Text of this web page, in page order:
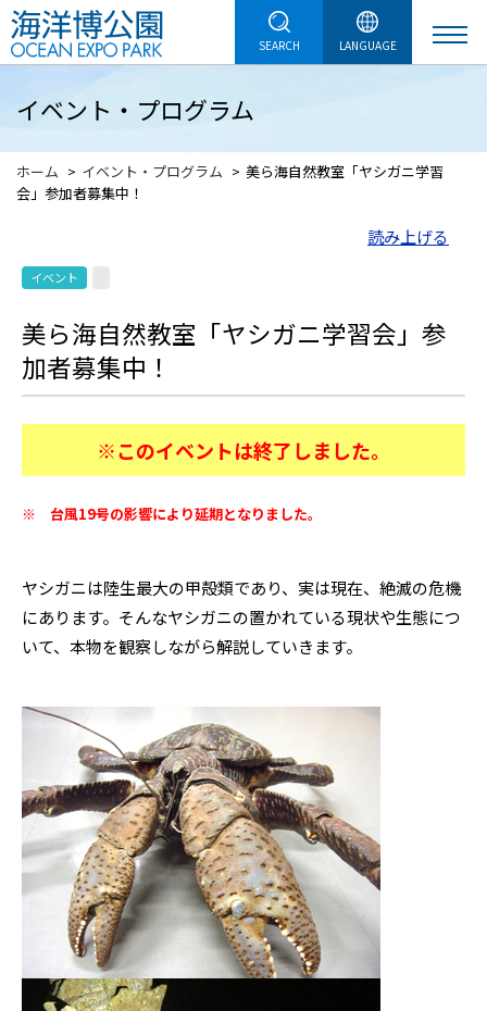
SEARCH LANGUAGE
イベント・プログラム
ホーム イベント・プログラム
美ら海自然教室「ヤシガニ学習
会」参加者募集中！
読み上げる
イベント
美ら海自然教室「ヤシガニ学習会」参
加者募集中！
※このイベントは終了しました。
※ 台風19号の影響により延期となりました。
ヤシガニは陸生最大の甲殻類であり、実は現在、絶滅の危機
にあります。そんなヤシガニの置かれている現状や生態につ
いて、本物を観察しながら解説していきます。